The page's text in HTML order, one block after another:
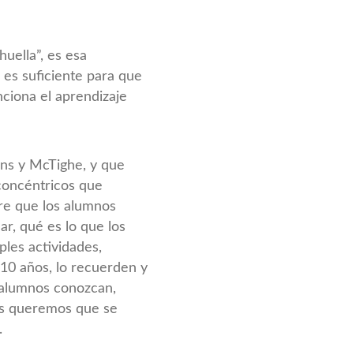
es esa
suficiente para que
el aprendizaje
y McTighe, y que
que
que los alumnos
qué es lo que los
actividades,
años, lo recuerden y
conozcan,
queremos que se